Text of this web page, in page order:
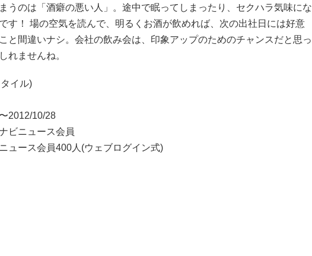
うのは「酒癖の悪い人」。途中で眠ってしまったり、セクハラ気味にな
す！ 場の空気を読んで、明るくお酒が飲めれば、次の出社日には好意
と間違いナシ。会社の飲み会は、印象アップのためのチャンスだと思っ
れませんね。
イル)
2012/10/28
ビニュース会員
ュース会員400人(ウェブログイン式)